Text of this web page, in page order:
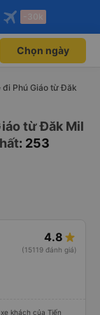
Mở app
Mở app
-30k
Chọn ngày
đi Phú Giáo từ Đăk
từ Đăk Mil
: 253
4.8
(15119 đánh giá)